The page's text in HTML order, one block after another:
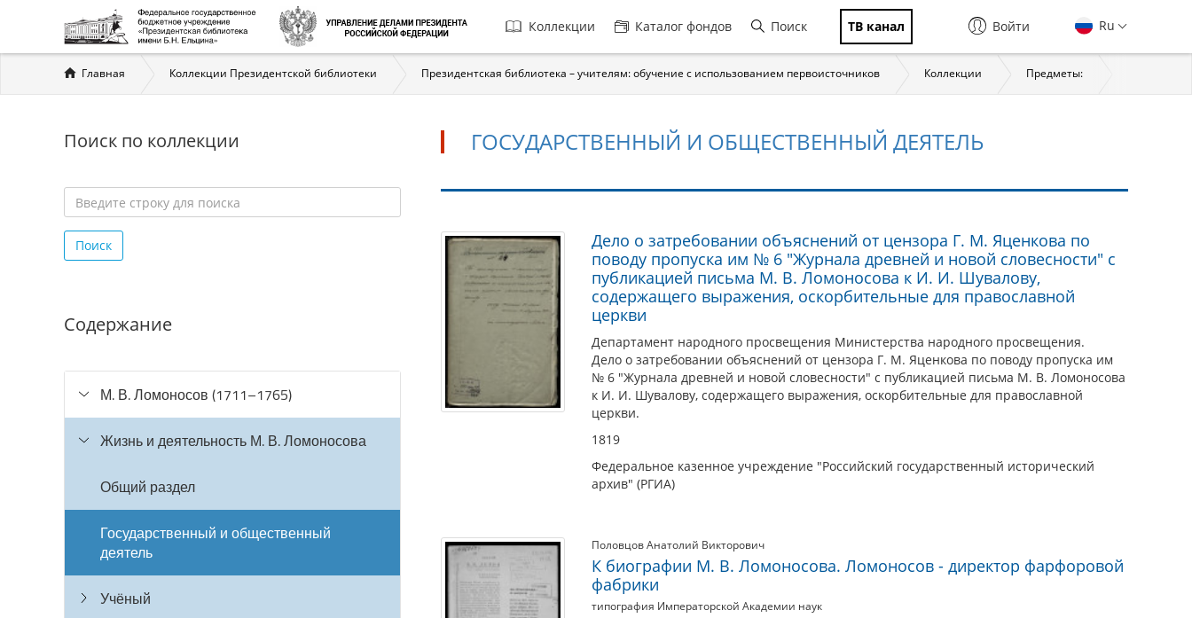
Главная
навигация
Коллекции Каталог фондов Поиск ТВ канал Ru
Войти
Вы
здесь
Главная Коллекции Президентской библиотеки Президентская библиотека – учителям: обучение с использованием первоисточников Коллекции Предметы:
Поиск по коллекции
строку
для
Поиск
Содержание
М. В. Ломоносов (1711–1765)
Жизнь и деятельность М. В. Ломоносова
Общий раздел
Государственный и общественный
деятель
Учёный
ГОСУДАРСТВЕННЫЙ И ОБЩЕСТВЕННЫЙ ДЕЯТЕЛЬ
Государственный
общественный
деятель
Дело о затребовании объяснений от цензора Г. М. Яценкова по
поводу пропуска им № 6 "Журнала древней и новой словесности" с
публикацией письма М. В. Ломоносова к И. И. Шувалову,
содержащего выражения, оскорбительные для православной
церкви
Департамент народного просвещения Министерства народного просвещения.
Дело о затребовании объяснений от цензора Г. М. Яценкова по поводу пропуска им
№ 6 "Журнала древней и новой словесности" с публикацией письма М. В. Ломоносова
к И. И. Шувалову, содержащего выражения, оскорбительные для православной
церкви.
1819
Федеральное казенное учреждение "Российский государственный исторический
архив" (РГИА)
Половцов Анатолий Викторович
К биографии М. В. Ломоносова. Ломоносов - директор фарфоровой
фабрики
типография Императорской Академии наук